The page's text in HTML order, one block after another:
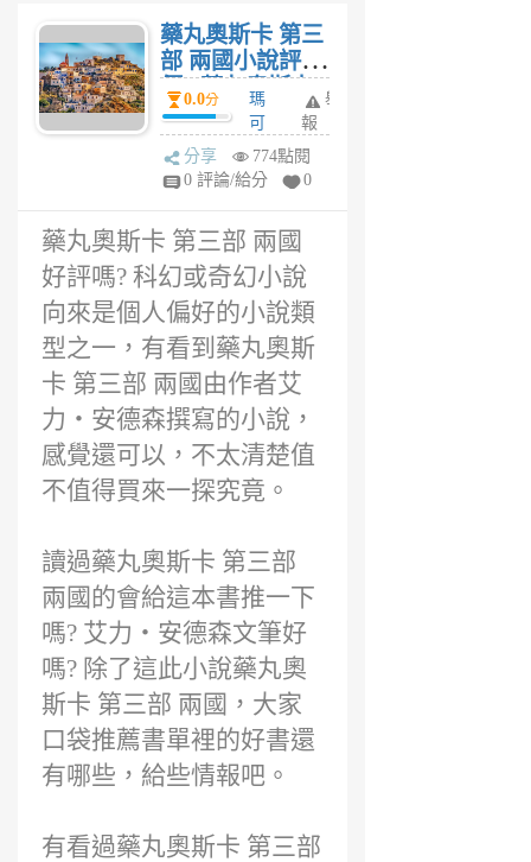
藥丸奧斯卡 第三
部 兩國小說評
價? 藥丸奧斯卡
第三部 兩國感
想?
0.0分
瑪
可
6
年
舉
報
分享
774點閱
0 評論/給分
0
藥丸奧斯卡 第三部 兩國
好評嗎? 科幻或奇幻小說
向來是個人偏好的小說類
型之一，有看到藥丸奧斯
卡 第三部 兩國由作者艾
力‧安德森撰寫的小說，
感覺還可以，不太清楚值
不值得買來一探究竟。
讀過藥丸奧斯卡 第三部
兩國的會給這本書推一下
嗎? 艾力‧安德森文筆好
嗎? 除了這此小說藥丸奧
斯卡 第三部 兩國，大家
口袋推薦書單裡的好書還
有哪些，給些情報吧。
有看過藥丸奧斯卡 第三部